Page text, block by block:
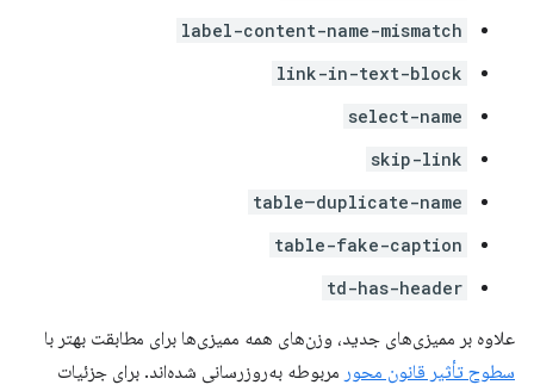
label-content-name-mismatch
link-in-text-block
select-name
skip-link
table–duplicate-name
table-fake-caption
td-has-header
علاوه بر ممیزی‌های جدید، وزن‌های همه ممیزی‌ها برای مطابقت بهتر با
سطوح تأثیر قانون محور مربوطه به‌روزرسانی شده‌اند. برای جزئیات